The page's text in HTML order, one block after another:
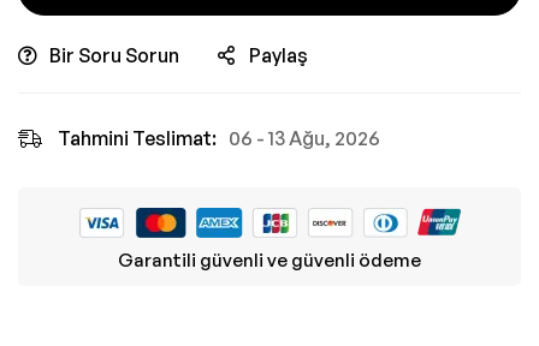
Bir Soru Sorun Paylaş
Tahmini Teslimat: 06 - 13 Ağu, 2026
Garantili güvenli ve güvenli ödeme